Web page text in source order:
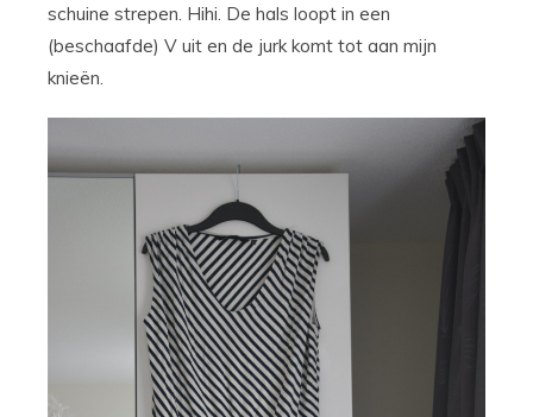
schuine strepen. Hihi. De hals loopt in een
(beschaafde) V uit en de jurk komt tot aan mijn
knieën.